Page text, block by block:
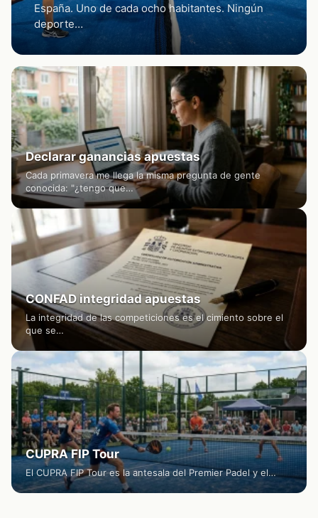
España. Uno de cada ocho habitantes. Ningún
deporte…
Declarar ganancias apuestas
Cada primavera me llega la misma pregunta de gente
conocida: "¿tengo que…
CONFAD integridad apuestas
La integridad de las competiciones es el cimiento sobre el
que se…
CUPRA FIP Tour
El CUPRA FIP Tour es la antesala del Premier Padel y el…